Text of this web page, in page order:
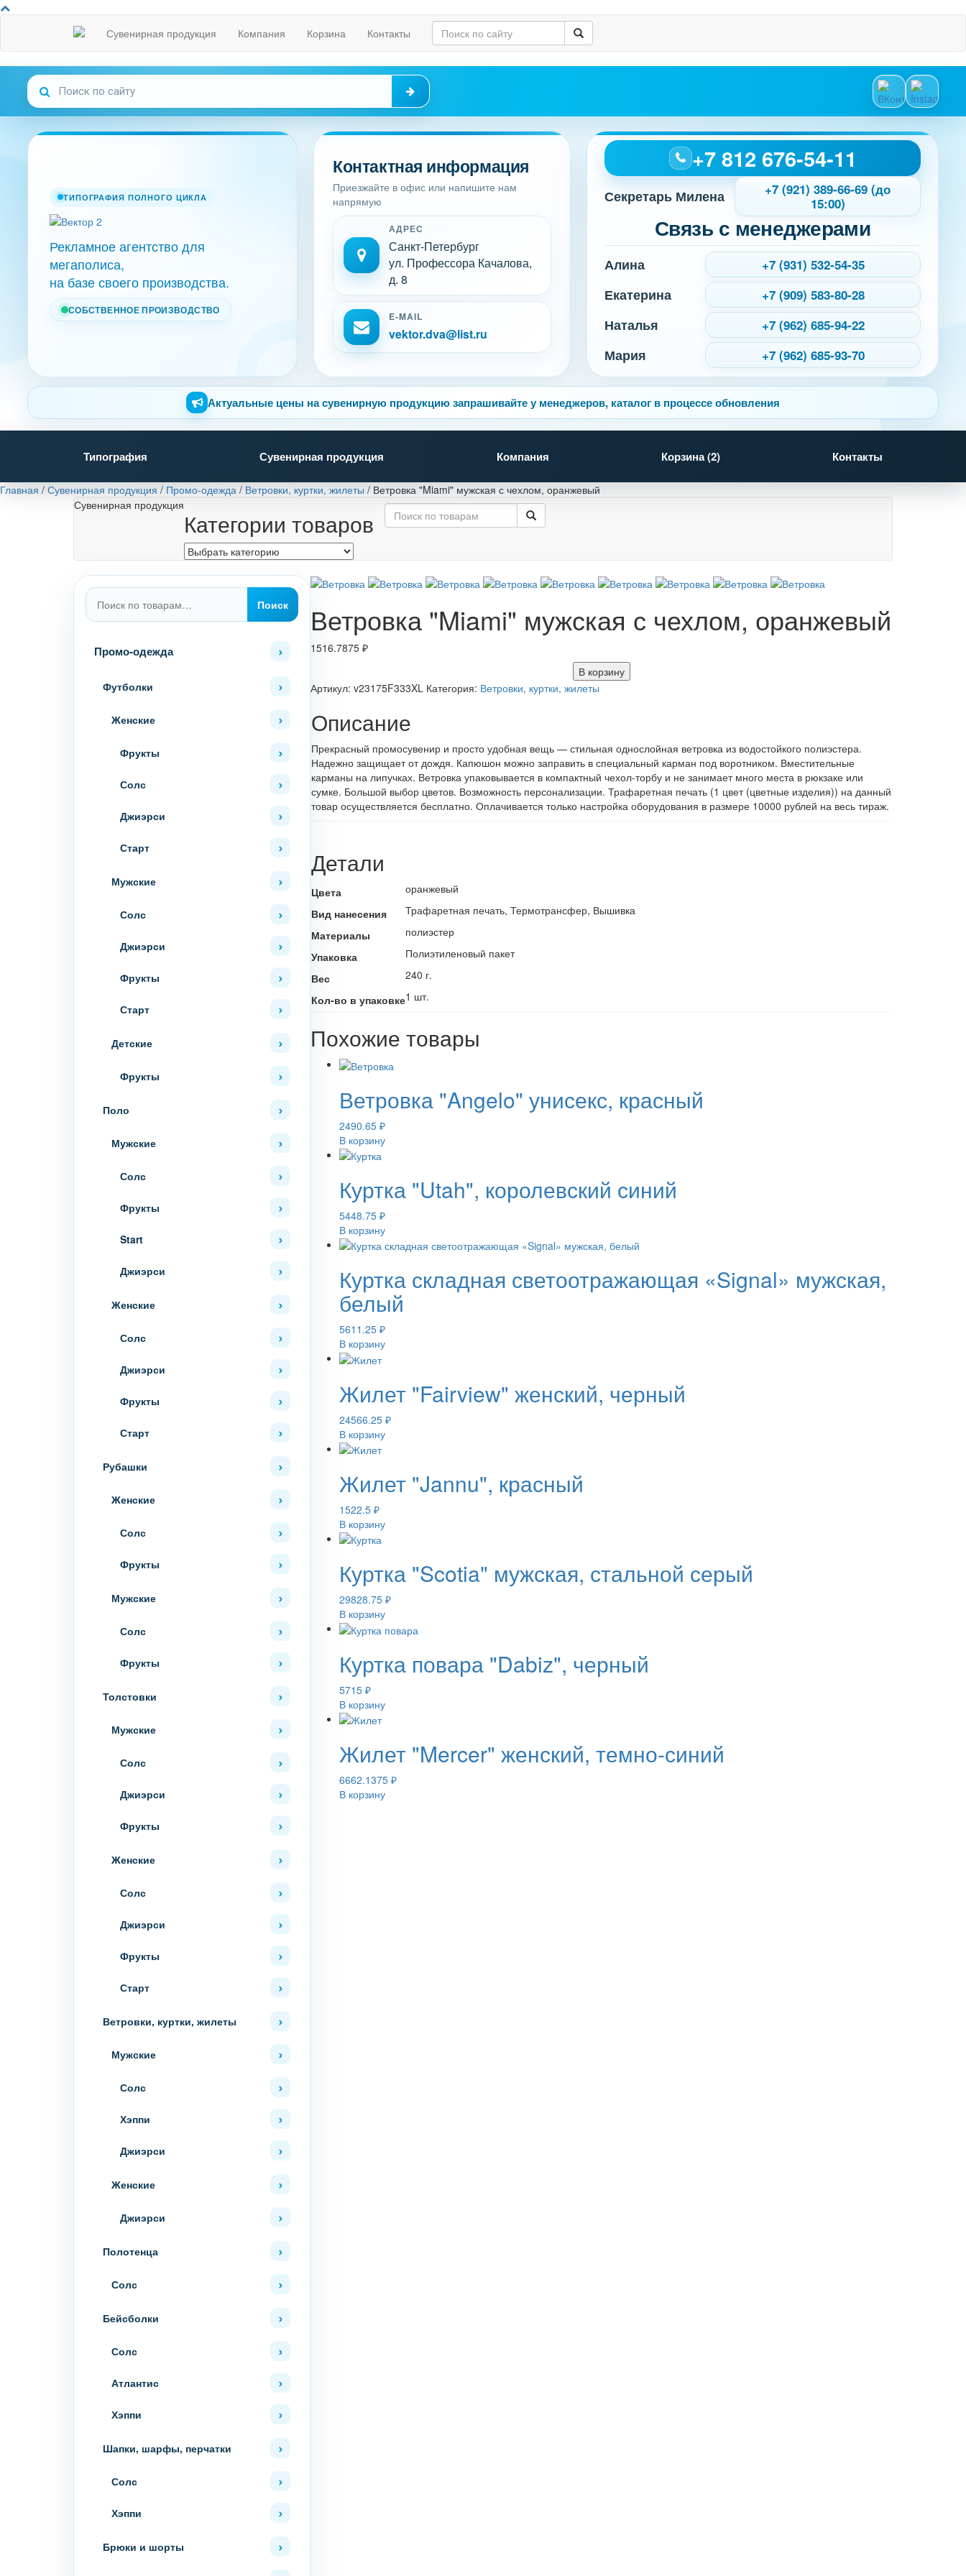
Сувенирная продукция Компания Корзина Контакты
ТИПОГРАФИЯ ПОЛНОГО ЦИКЛА
Рекламное агентство для
мегаполиса,
на базе своего производства.
СОБСТВЕННОЕ ПРОИЗВОДСТВО
Контактная информация
Приезжайте в офис или напишите нам
напрямую
АДРЕС
Санкт-Петербург
ул. Профессора Качалова,
д. 8
E-MAIL
vektor.dva@list.ru
+7 812 676-54-11
Секретарь Милена
+7 (921) 389-66-69 (до
15:00)
Связь с менеджерами
Алина +7 (931) 532-54-35
Екатерина +7 (909) 583-80-28
Наталья +7 (962) 685-94-22
Мария +7 (962) 685-93-70
Актуальные цены на сувенирную продукцию запрашивайте у менеджеров, каталог в процессе обновления
Типография Сувенирная продукция Компания Корзина (2) Контакты
Главная / Сувенирная продукция / Промо-одежда / Ветровки, куртки, жилеты / Ветровка "Miami" мужская с чехлом, оранжевый
Сувенирная продукция
Категории товаров
Искать:
Поиск
Промо-одежда
Футболки
Женские
Фрукты
Солс
Джиэрси
Старт
Мужские
Солс
Джиэрси
Фрукты
Старт
Детские
Фрукты
Поло
Мужские
Солс
Фрукты
Start
Джиэрси
Женские
Солс
Джиэрси
Фрукты
Старт
Рубашки
Женские
Солс
Фрукты
Мужские
Солс
Фрукты
Толстовки
Мужские
Солс
Джиэрси
Фрукты
Женские
Солс
Джиэрси
Фрукты
Старт
Ветровки, куртки, жилеты
Мужские
Солс
Хэппи
Джиэрси
Женские
Джиэрси
Полотенца
Солс
Бейсболки
Солс
Атлантис
Хэппи
Шапки, шарфы, перчатки
Солс
Хэппи
Брюки и шорты
Ветровка "Miami" мужская с чехлом, оранжевый
1516.7875 ₽
В корзину
Артикул: v23175F333XL Категория: Ветровки, куртки, жилеты
Описание
Прекрасный промосувенир и просто удобная вещь — стильная однослойная ветровка из водостойкого полиэстера.
Надежно защищает от дождя. Капюшон можно заправить в специальный карман под воротником. Вместительные
карманы на липучках. Ветровка упаковывается в компактный чехол-торбу и не занимает много места в рюкзаке или
сумке. Большой выбор цветов. Возможность персонализации. Трафаретная печать (1 цвет (цветные изделия)) на данный
товар осуществляется бесплатно. Оплачивается только настройка оборудования в размере 10000 рублей на весь тираж.
Детали
Цвета
оранжевый
Вид нанесения
Трафаретная печать, Термотрансфер, Вышивка
Материалы
полиэстер
Упаковка
Полиэтиленовый пакет
Вес
240 г.
Кол-во в упаковке1 шт.
Похожие товары
Ветровка "Angelo" унисекс, красный
2490.65 ₽
В корзину
Куртка "Utah", королевский синий
5448.75 ₽
В корзину
Куртка складная светоотражающая «Signal» мужская,
белый
5611.25 ₽
В корзину
Жилет "Fairview" женский, черный
24566.25 ₽
В корзину
Жилет "Jannu", красный
1522.5 ₽
В корзину
Куртка "Scotia" мужская, стальной серый
29828.75 ₽
В корзину
Куртка повара "Dabiz", черный
5715 ₽
В корзину
Жилет "Mercer" женский, темно-синий
6662.1375 ₽
В корзину